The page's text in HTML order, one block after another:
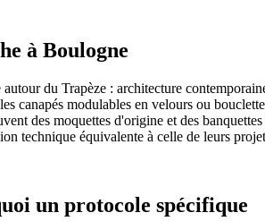
à Boulogne
du Trapèze : architecture
canapés modulables en velours ou
des moquettes d'origine et des
technique équivalente à celle de leurs
un protocole spécifique